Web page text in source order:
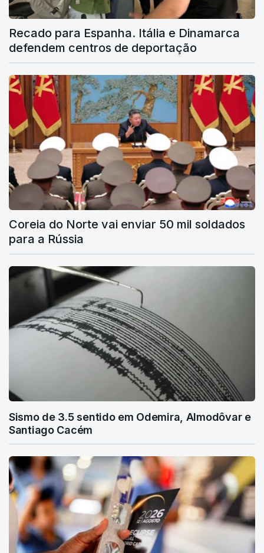
Recado para Espanha. Itália e Dinamarca
defendem centros de deportação
Coreia do Norte vai enviar 50 mil soldados
para a Rússia
Sismo de 3.5 sentido em Odemira, Almodôvar e
Santiago Cacém